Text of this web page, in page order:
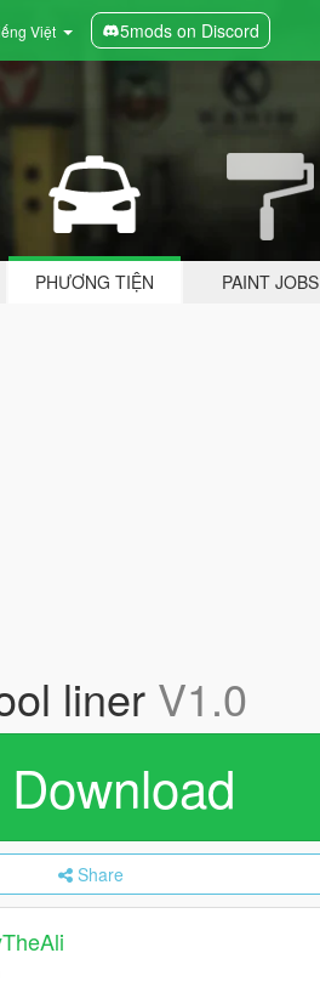
Việt 5mods on Discord
PHƯƠNG TIỆN PAINT JOBS
liner V1.0
Download
Share